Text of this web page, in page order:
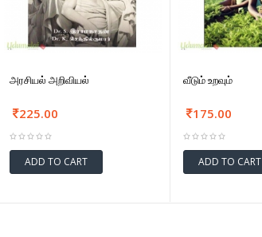
அரசியல் அறிவியல்
225.00
ADD TO CART
வீடும் உறவும்
175.00
ADD TO CART